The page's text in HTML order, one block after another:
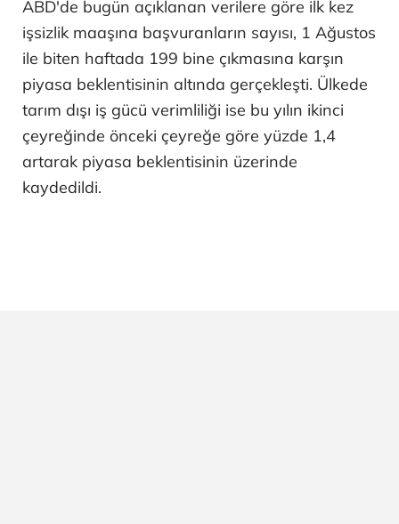
ABD'de bugün açıklanan verilere göre ilk kez
işsizlik maaşına başvuranların sayısı, 1 Ağustos
ile biten haftada 199 bine çıkmasına karşın
piyasa beklentisinin altında gerçekleşti. Ülkede
tarım dışı iş gücü verimliliği ise bu yılın ikinci
çeyreğinde önceki çeyreğe göre yüzde 1,4
artarak piyasa beklentisinin üzerinde
kaydedildi.